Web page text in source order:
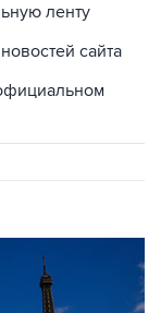
ленту
сайта